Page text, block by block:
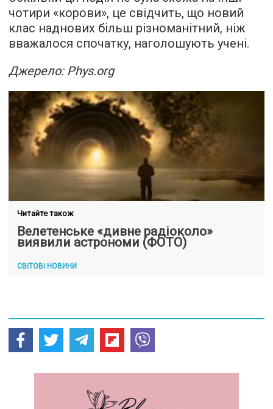
чотири «корови», це свідчить, що новий
клас наднових більш різноманітний, ніж
вважалося спочатку, наголошують учені.
Джерело: Phys.org
Читайте також
Велетенське «дивне радіоколо»
виявили астрономи (ФОТО)
СВІТОВІ НОВИНИ